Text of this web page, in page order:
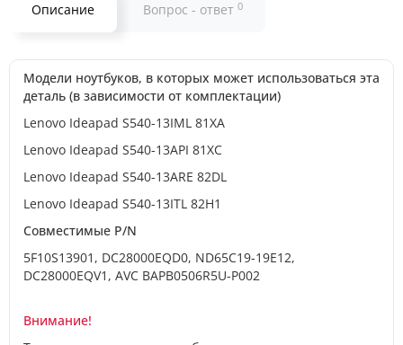
Описание Вопрос - ответ 0
Модели ноутбуков, в которых может использоваться эта
деталь (в зависимости от комплектации)
Lenovo Ideapad S540-13IML 81XA
Lenovo Ideapad S540-13API 81XC
Lenovo Ideapad S540-13ARE 82DL
Lenovo Ideapad S540-13ITL 82H1
Совместимые P/N
5F10S13901, DC28000EQD0, ND65C19-19E12,
DC28000EQV1, AVC BAPB0506R5U-P002
Внимание!